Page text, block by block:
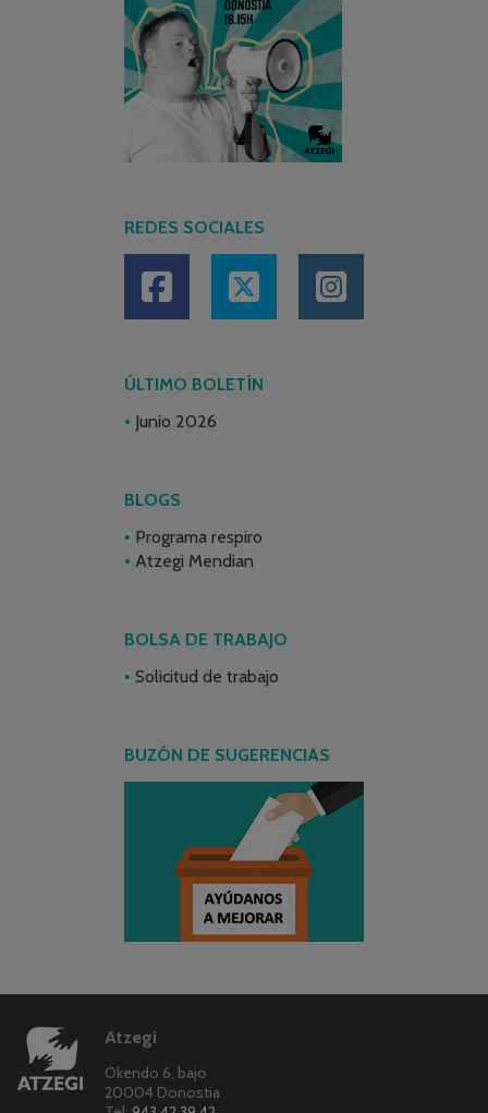
REDES SOCIALES
ÚLTIMO BOLETÍN
Junio 2026
BLOGS
Programa respiro
Atzegi Mendian
BOLSA DE TRABAJO
Solicitud de trabajo
BUZÓN DE SUGERENCIAS
Atzegi
Okendo 6, bajo
20004 Donostia